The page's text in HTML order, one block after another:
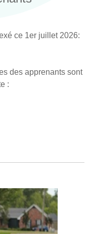
ce 1er juillet 2026:
des apprenants sont
: